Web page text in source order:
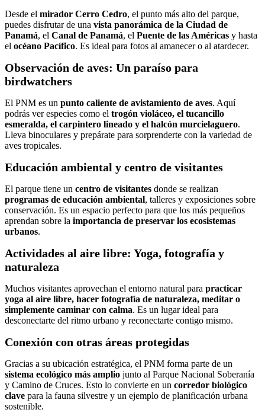
Desde el mirador Cerro Cedro, el punto más alto del parque,
puedes disfrutar de una vista panorámica de la Ciudad de
Panamá, el Canal de Panamá, el Puente de las Américas y hasta
el océano Pacífico. Es ideal para fotos al amanecer o al atardecer.
Observación de aves: Un paraíso para
birdwatchers
El PNM es un punto caliente de avistamiento de aves. Aquí
podrás ver especies como el trogón violáceo, el tucancillo
esmeralda, el carpintero lineado y el halcón murcielaguero.
Lleva binoculares y prepárate para sorprenderte con la variedad de
aves tropicales.
Educación ambiental y centro de visitantes
El parque tiene un centro de visitantes donde se realizan
programas de educación ambiental, talleres y exposiciones sobre
conservación. Es un espacio perfecto para que los más pequeños
aprendan sobre la importancia de preservar los ecosistemas
urbanos.
Actividades al aire libre: Yoga, fotografía y
naturaleza
Muchos visitantes aprovechan el entorno natural para practicar
yoga al aire libre, hacer fotografía de naturaleza, meditar o
simplemente caminar con calma. Es un lugar ideal para
desconectarte del ritmo urbano y reconectarte contigo mismo.
Conexión con otras áreas protegidas
Gracias a su ubicación estratégica, el PNM forma parte de un
sistema ecológico más amplio junto al Parque Nacional Soberanía
y Camino de Cruces. Esto lo convierte en un corredor biológico
clave para la fauna silvestre y un ejemplo de planificación urbana
sostenible.